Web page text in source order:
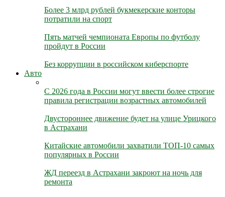
Более 3 млрд рублей букмекерские конторы
потратили на спорт
Пять матчей чемпионата Европы по футболу
пройдут в России
Без коррупции в российском киберспорте
Авто
С 2026 года в России могут ввести более строгие
правила регистрации возрастных автомобилей
Двустороннее движение будет на улице Урицкого
в Астрахани
Китайские автомобили захватили ТОП-10 самых
популярных в России
ЖД переезд в Астрахани закроют на ночь для
ремонта